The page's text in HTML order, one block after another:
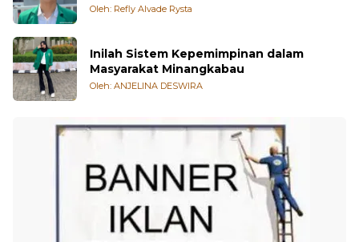
Oleh: Refly Alvade Rysta
Inilah Sistem Kepemimpinan dalam
Masyarakat Minangkabau
Oleh: ANJELINA DESWIRA